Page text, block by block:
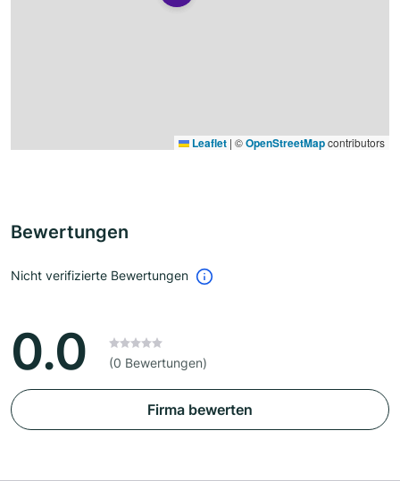
Leaflet | ©OpenStreetMapcontributors
Bewertungen
Nicht verifizierte Bewertungen
0.0 (0 Bewertungen)
Firma bewerten